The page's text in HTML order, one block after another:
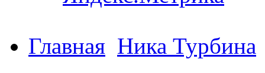
Главная Ника Турбина